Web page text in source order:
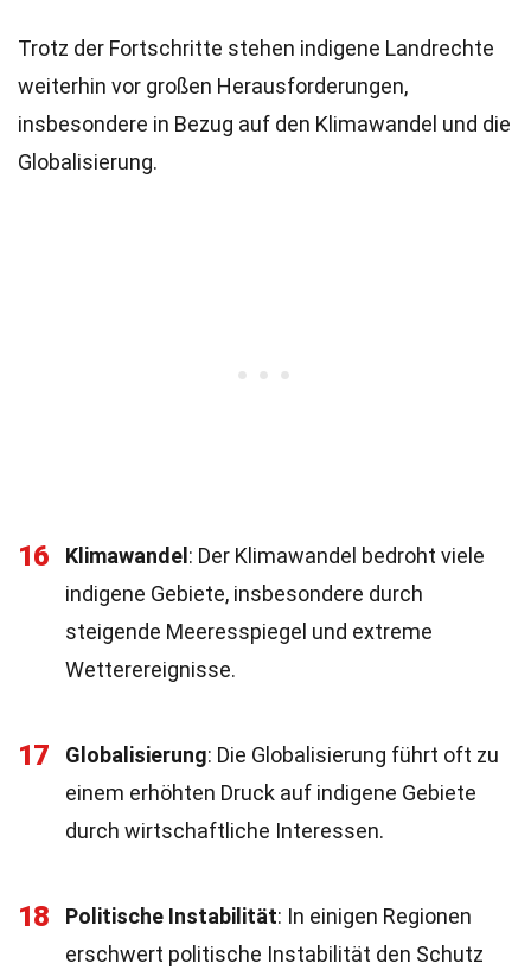
Trotz der Fortschritte stehen indigene Landrechte
weiterhin vor großen Herausforderungen,
insbesondere in Bezug auf den Klimawandel und die
Globalisierung.
16 Klimawandel : Der Klimawandel bedroht viele
indigene Gebiete, insbesondere durch
steigende Meeresspiegel und extreme
Wetterereignisse.
17 Globalisierung: Die Globalisierung führt oft zu
einem erhöhten Druck auf indigene Gebiete
durch wirtschaftliche Interessen.
18 Politische Instabilität: In einigen Regionen
erschwert politische Instabilität den Schutz